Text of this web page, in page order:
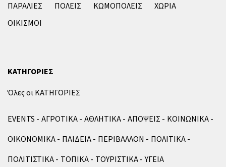
ΠΑΡΑΛΙΕΣ
ΠΟΛΕΙΣ ΚΩΜΟΠΟΛΕΙΣ
ΧΩΡΙΑ
ΟΙΚΙΣΜΟΙ
ΚΑΤΗΓΟΡΙΕΣ
Όλες οι ΚΑΤΗΓΟΡΙΕΣ
EVENTS ΑΓΡΟΤΙΚΑ ΑΘΛΗΤΙΚΑ ΑΠΟΨΕΙΣ
ΚΟΙΝΩΝΙΚΑ
ΟΙΚΟΝΟΜΙΚΑ
ΠΑΙΔΕΙΑ ΠΕΡΙΒΑΛΛΟΝ
ΠΟΛΙΤΙΚΑ
ΠΟΛΙΤΙΣΤΙΚΑ
ΤΟΠΙΚΑ ΤΟΥΡΙΣΤΙΚΑ ΥΓΕΙΑ